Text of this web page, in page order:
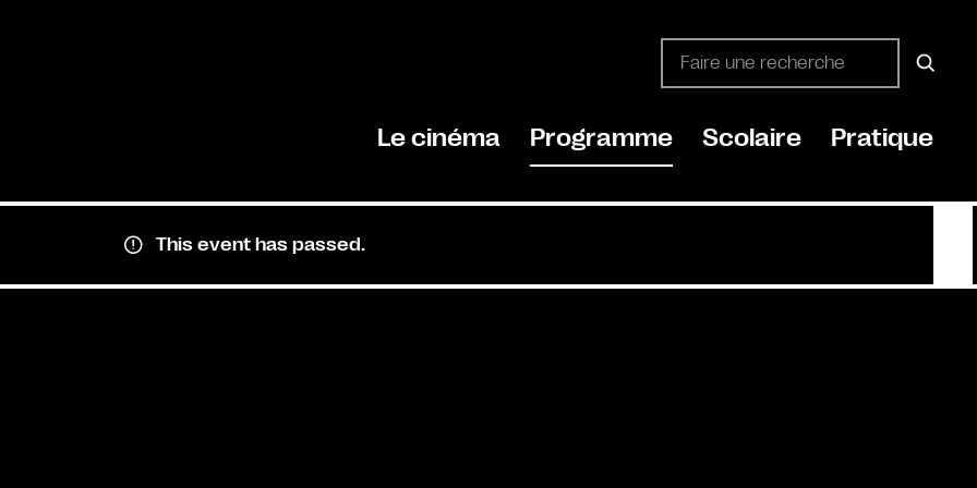
Le cinéma Programme Scolaire Pratique
This event has passed.